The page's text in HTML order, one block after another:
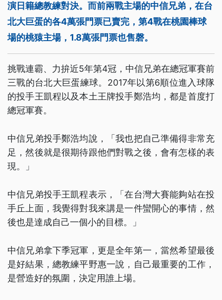
演日籍總教練對決。而前兩戰主場的中信兄弟，在台
北大巨蛋的各4萬張門票已賣完，第4戰在桃園棒球
場的桃猿主場，1.8萬張門票也售磬。
挑戰連霸、力拚近5年第4冠，中信兄弟在總冠軍賽前
三戰的台北大巨蛋練球。2017年以第6順位進入球隊
的投手王凱程以及本土王牌投手鄭浩均，都是首度打
總冠軍賽。
中信兄弟投手鄭浩均說，「我也把自己準備得非常充
足，然後就是很期待跟他們對戰之後，會有怎樣的表
現。」
中信兄弟投手王凱程表示，「在台灣大賽能夠站在投
手丘上面，我覺得對我來講是一件蠻開心的事情，然
後也是達成自己一個小的目標。」
中信兄弟拿下季冠軍，更是全年第一，當然希望最後
是好結果，總教練平野惠一說，自己最重要的工作，
是營造好的氛圍，決定用誰上場。